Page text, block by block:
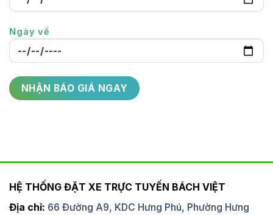
TSNhat
Golf Thủ
Đức
60km 6-8h
Golf Sông
Bé
Golf Long
Golf
Golf Wake
Lake
100km 8h
Ngày về
HỆ THỐNG ĐẶT XE TRỰC TUYẾN BÁCH VIỆT
Địa chỉ: 66 Đường A9, KDC Hưng Phú, Phường Hưng